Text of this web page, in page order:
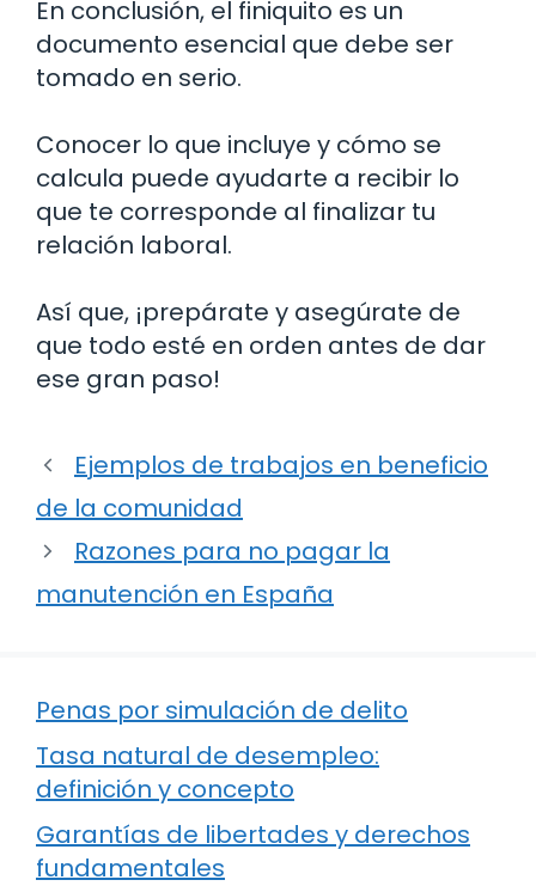
En conclusión, el finiquito es un
documento esencial que debe ser
tomado en serio.
Conocer lo que incluye y cómo se
calcula puede ayudarte a recibir lo
que te corresponde al finalizar tu
relación laboral.
Así que, ¡prepárate y asegúrate de
que todo esté en orden antes de dar
ese gran paso!
Ejemplos de trabajos en beneficio
de la comunidad
Razones para no pagar la
manutención en España
Penas por simulación de delito
Tasa natural de desempleo:
definición y concepto
Garantías de libertades y derechos
fundamentales